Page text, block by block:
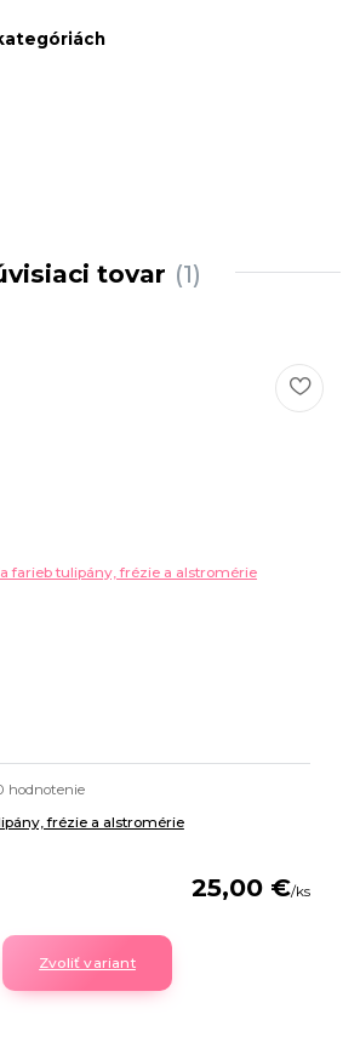
tovar 1
hodnotenie
frézie a alstromérie
25,00 €/ks
Zvoliť variant